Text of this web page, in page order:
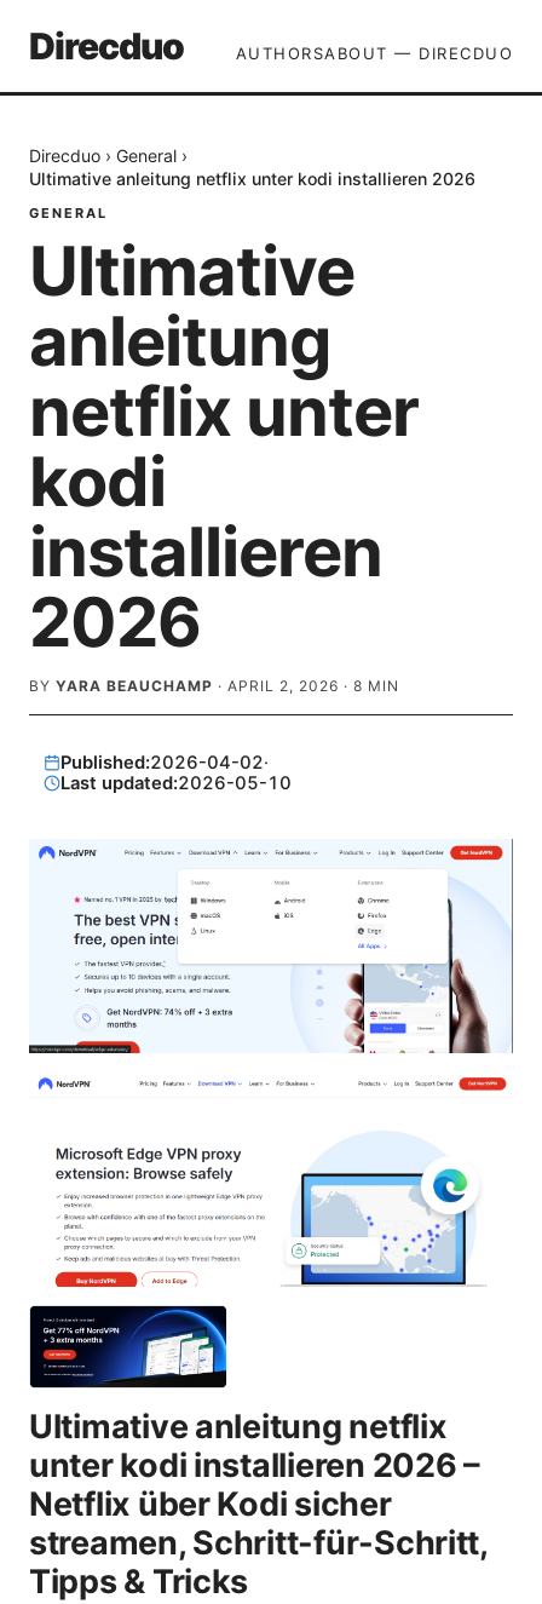
Direcduo AUTHORSABOUT — DIRECDUO
Direcduo › General ›
Ultimative anleitung netflix unter kodi installieren 2026
GENERAL
Ultimative
anleitung
netflix unter
kodi
installieren
2026
BY YARA BEAUCHAMP · APRIL 2, 2026 · 8 MIN
Published:2026-04-02·
Last updated:2026-05-10
Ultimative anleitung netflix
unter kodi installieren 2026 –
Netflix über Kodi sicher
streamen, Schritt-für-Schritt,
Tipps & Tricks